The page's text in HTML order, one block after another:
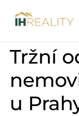
Tržní
u